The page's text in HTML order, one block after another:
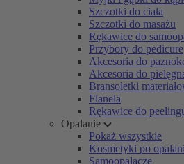
Szczotki do ciała
Szczotki do masażu
Rękawice do
Przybory do pedicure
Akcesoria do
Akcesoria do
Bransoletki
Flanela
Rękawice do
Opalanie
Pokaż wszystkie
Kosmetyki po
Samoopalacze